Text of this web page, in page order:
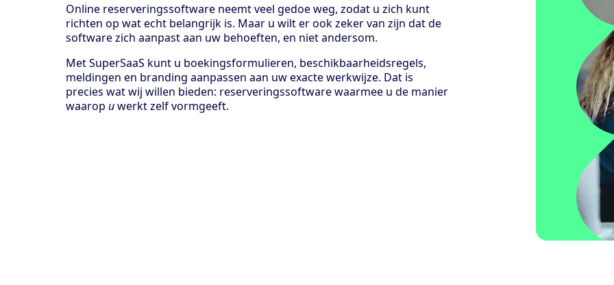
Online reserveringssoftware neemt veel gedoe weg, zodat u zich kunt
richten op wat echt belangrijk is. Maar u wilt er ook zeker van zijn dat de
software zich aanpast aan uw behoeften, en niet andersom.
Met SuperSaaS kunt u boekingsformulieren, beschikbaarheidsregels,
meldingen en branding aanpassen aan uw exacte werkwijze. Dat is
precies wat wij willen bieden: reserveringssoftware waarmee u de manier
waarop uwerkt zelf vormgeeft.